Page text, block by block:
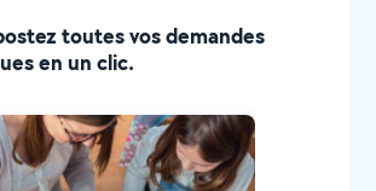
toutes vos demandes
en un clic.